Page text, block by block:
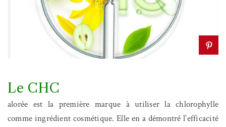
Le CHC
alorée est la première marque à utiliser la chlorophylle
comme ingrédient cosmétique. Elle en a démontré l’efficacité